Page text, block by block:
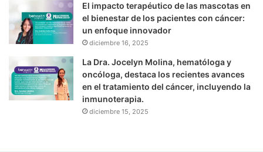
El impacto terapéutico de las mascotas en
el bienestar de los pacientes con cáncer:
un enfoque innovador
diciembre 16, 2025
La Dra. Jocelyn Molina, hematóloga y
oncóloga, destaca los recientes avances
en el tratamiento del cáncer, incluyendo la
inmunoterapia.
diciembre 15, 2025